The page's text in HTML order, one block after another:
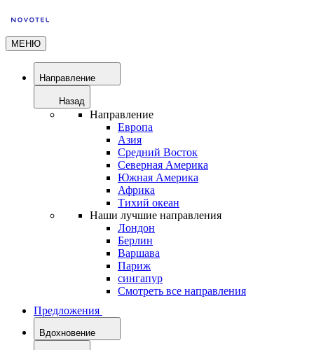
МЕНЮ
Направление
Назад
Направление
Европа
Азия
Средний Восток
Северная Америка
Южная Америка
Африка
Тихий океан
Наши лучшие направления
Лондон
Берлин
Варшава
Париж
сингапур
Смотреть все направления
Предложения
Вдохновение